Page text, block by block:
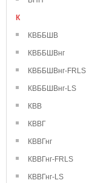
К
КВББШВ
КВББШВнг
КВББШВнг-FRLS
КВББШВнг-LS
КВВ
КВВГ
КВВГнг
КВВГнг-FRLS
КВВГнг-LS